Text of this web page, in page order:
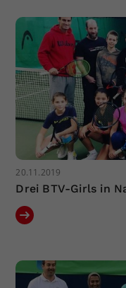
20.11.2019
Drei BTV-Girls in